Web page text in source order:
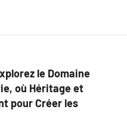
le Domaine
où Héritage et
pour Créer les